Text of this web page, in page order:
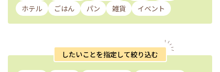
ホテル
ごはん パン 雑貨 イベント
したいことを指定して絞り込む